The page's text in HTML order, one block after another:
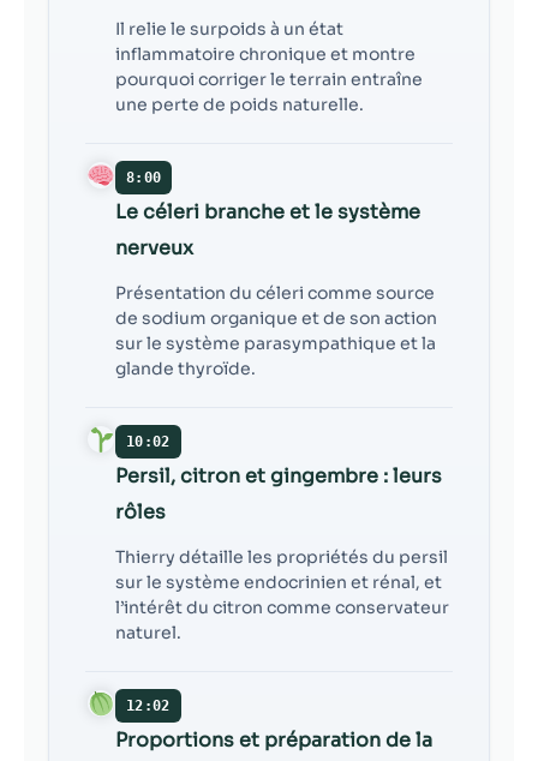
Il relie le surpoids à un état
inflammatoire chronique et montre
pourquoi corriger le terrain entraîne
une perte de poids naturelle.
8:00
Le céleri branche et le système
nerveux
Présentation du céleri comme source
de sodium organique et de son action
sur le système parasympathique et la
glande thyroïde.
10:02
Persil, citron et gingembre : leurs
rôles
Thierry détaille les propriétés du persil
sur le système endocrinien et rénal, et
l’intérêt du citron comme conservateur
naturel.
12:02
Proportions et préparation de la